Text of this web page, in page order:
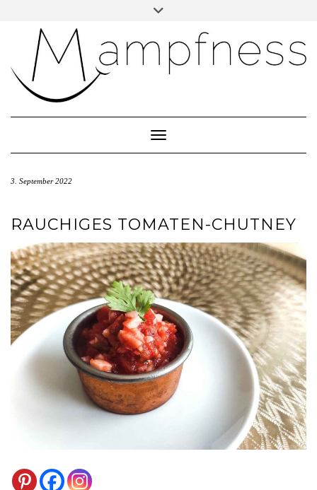
IMPRESSUM
DATENSCHUTZ
Toggle Navigation
3. September 2022
RAUCHIGES TOMATEN-CHUTNEY